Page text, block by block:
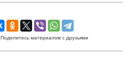
Поделитесь материалом с друзьями